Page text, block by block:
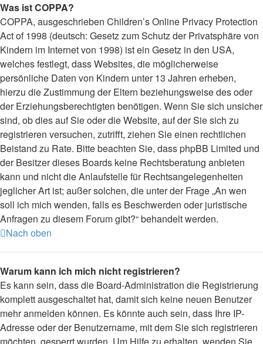
Was ist COPPA?
COPPA, ausgeschrieben Children’s Online Privacy Protection
Act of 1998 (deutsch: Gesetz zum Schutz der Privatsphäre von
Kindern im Internet von 1998) ist ein Gesetz in den USA,
welches festlegt, dass Websites, die möglicherweise
persönliche Daten von Kindern unter 13 Jahren erheben,
hierzu die Zustimmung der Eltern beziehungsweise des oder
der Erziehungsberechtigten benötigen. Wenn Sie sich unsicher
sind, ob dies auf Sie oder die Website, auf der Sie sich zu
registrieren versuchen, zutrifft, ziehen Sie einen rechtlichen
Beistand zu Rate. Bitte beachten Sie, dass phpBB Limited und
der Besitzer dieses Boards keine Rechtsberatung anbieten
kann und nicht die Anlaufstelle für Rechtsangelegenheiten
jeglicher Art ist; außer solchen, die unter der Frage „An wen
soll ich mich wenden, falls es Beschwerden oder juristische
Anfragen zu diesem Forum gibt?“ behandelt werden.
Nach oben
Warum kann ich mich nicht registrieren?
Es kann sein, dass die Board-Administration die Registrierung
komplett ausgeschaltet hat, damit sich keine neuen Benutzer
mehr anmelden können. Es könnte auch sein, dass Ihre IP-
Adresse oder der Benutzername, mit dem Sie sich registrieren